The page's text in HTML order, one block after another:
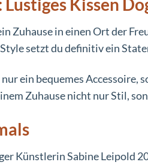
Kissen
Zuhause in einen Ort der
setzt du definitiv ein
ein bequemes
Zuhause nicht nur Stil,
Künstlerin Sabine Leipold